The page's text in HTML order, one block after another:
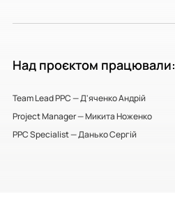
Над проєктом працювали:
Team Lead PPC — Д'яченко Андрій
Project Manager — Микита Ноженко
PPC Specialist — Данько Сергій